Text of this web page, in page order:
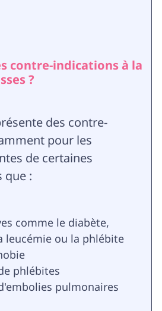
contre-indications à la
?
des contre-
pour les
de certaines
que :
comme le diabète,
leucémie ou la phlébite
phlébites
pulmonaires